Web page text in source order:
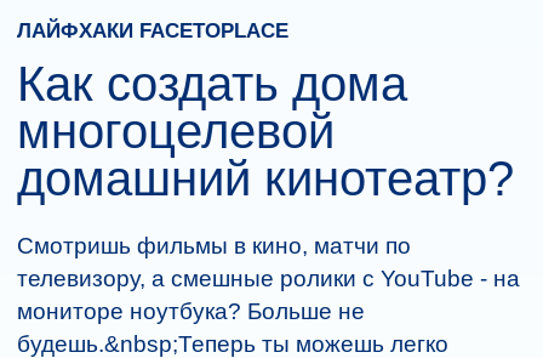
ЛАЙФХАКИ FACETOPLACE
Как создать дома
многоцелевой
домашний кинотеатр?
Смотришь фильмы в кино, матчи по
телевизору, а смешные ролики с YouTube - на
мониторе ноутбука? Больше не
будешь.&nbsp;Теперь ты можешь легко